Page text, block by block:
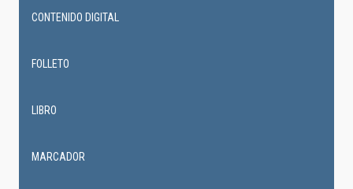
CONTENIDO DIGITAL
FOLLETO
LIBRO
MARCADOR